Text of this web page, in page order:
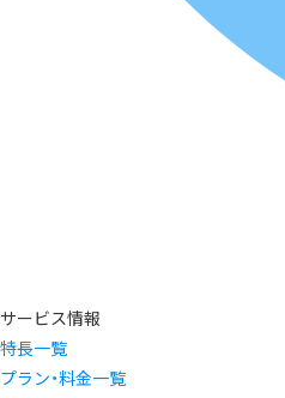
サービス情報
特長一覧
プラン・料金一覧